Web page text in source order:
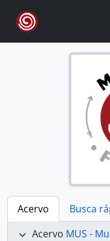
Skip to main content
Acervo
Busca
Acervo MUS -